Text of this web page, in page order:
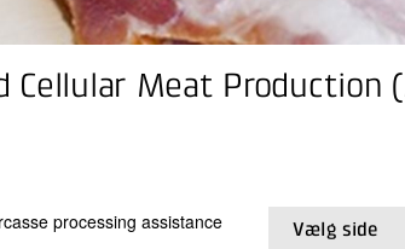
Cellular Meat Production
Vælg side
processing assistance​